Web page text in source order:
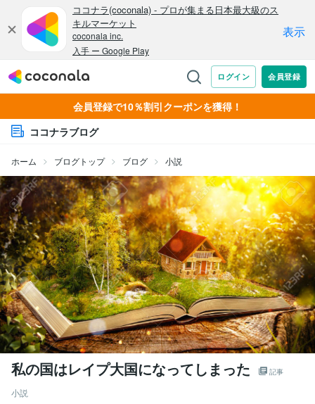
会員登録で10％割引クーポンを獲得！
ココナラブログ
ホーム ブログトップ ブログ 小説
私の国はレイプ大国になってしまった 記事
小説